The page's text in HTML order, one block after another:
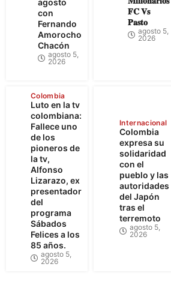
con
Fernando
Amorocho
Chacón
agosto 5,
2026
𝐅𝐂 𝐕𝐬
𝐏𝐚𝐬𝐭𝐨
agosto 5,
2026
Colombia
Luto en la tv
colombiana:
Fallece uno
de los
pioneros de
la tv,
Alfonso
Lizarazo, ex
presentador
del
programa
Sábados
Felices a los
85 años.
agosto 5,
2026
Internacional
Colombia
expresa su
solidaridad
con el
pueblo y las
autoridades
del Japón
tras el
terremoto
agosto 5,
2026